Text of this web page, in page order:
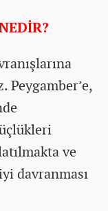
Peygamber’e,
ve
davranması